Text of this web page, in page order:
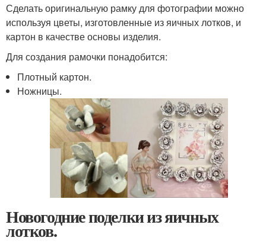
Сделать оригинальную рамку для фотографии можно
используя цветы, изготовленные из яичных лотков, и
картон в качестве основы изделия.
Для создания рамочки понадобится:
Плотный картон.
Ножницы.
Новогодние поделки из яичных
лотков.